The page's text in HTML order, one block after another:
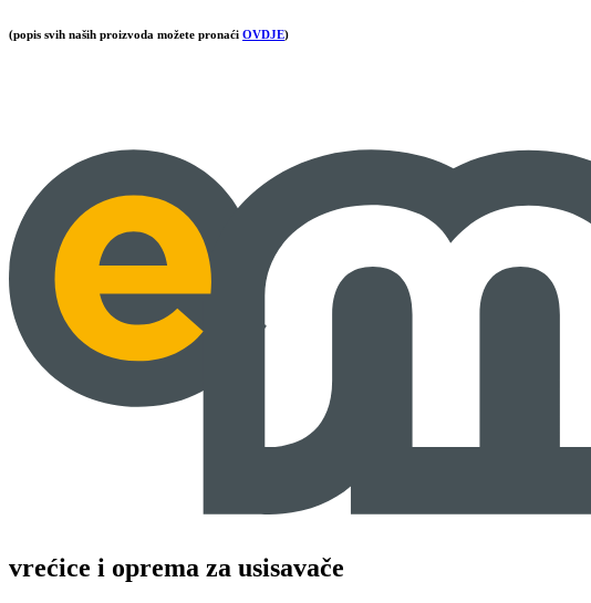
(popis svih naših proizvoda možete pronaći OVDJE)
vrećice i oprema za usisavače